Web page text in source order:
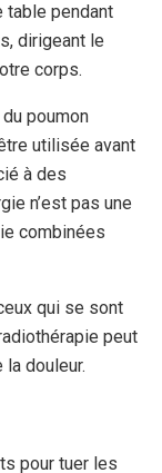
table pendant
dirigeant le
corps.
poumon
utilisée avant
à des
n’est pas une
combinées
qui se sont
peut
douleur.
pour tuer les